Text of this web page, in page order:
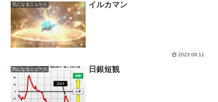
気になるニュース イルカマン
2023.09.11
気になるニュース 日銀短観